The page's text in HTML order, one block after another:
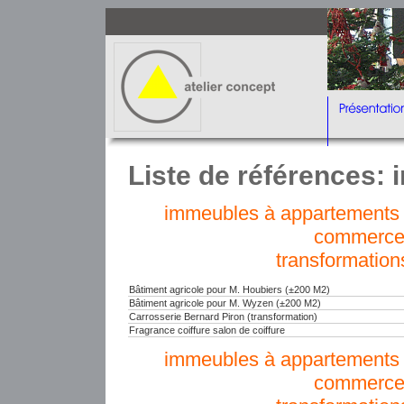
Liste de références:
immeubles à
Bâtiment agricole pour M. Houbiers (±200 M2)
Bâtiment agricole pour M. Wyzen (±200 M2)
Carrosserie Bernard Piron (transformation)
Fragrance coiffure salon de coiffure
immeubles à